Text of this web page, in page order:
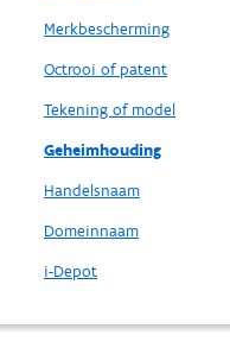
Merkbescherming
Octrooi of patent
Tekening of model
Geheimhouding
Handelsnaam
Domeinnaam
i-Depot